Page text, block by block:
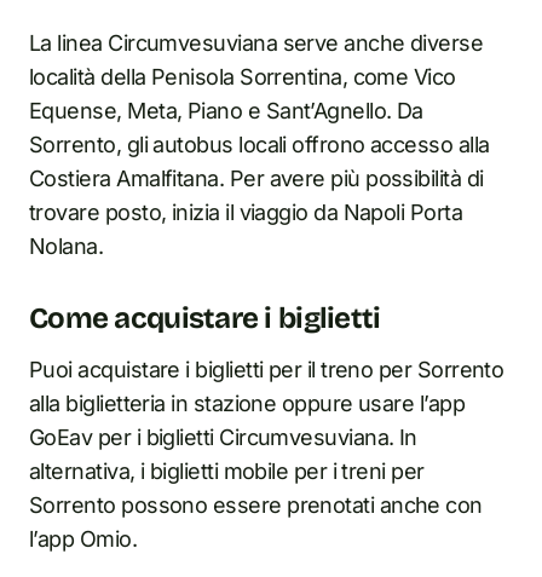
La linea Circumvesuviana serve anche diverse
località della Penisola Sorrentina, come Vico
Equense, Meta, Piano e Sant’Agnello. Da
Sorrento, gli autobus locali offrono accesso alla
Costiera Amalfitana. Per avere più possibilità di
trovare posto, inizia il viaggio da Napoli Porta
Nolana.
Come acquistare i biglietti
Puoi acquistare i biglietti per il treno per Sorrento
alla biglietteria in stazione oppure usare l’app
GoEav per i biglietti Circumvesuviana. In
alternativa, i biglietti mobile per i treni per
Sorrento possono essere prenotati anche con
l’app Omio.